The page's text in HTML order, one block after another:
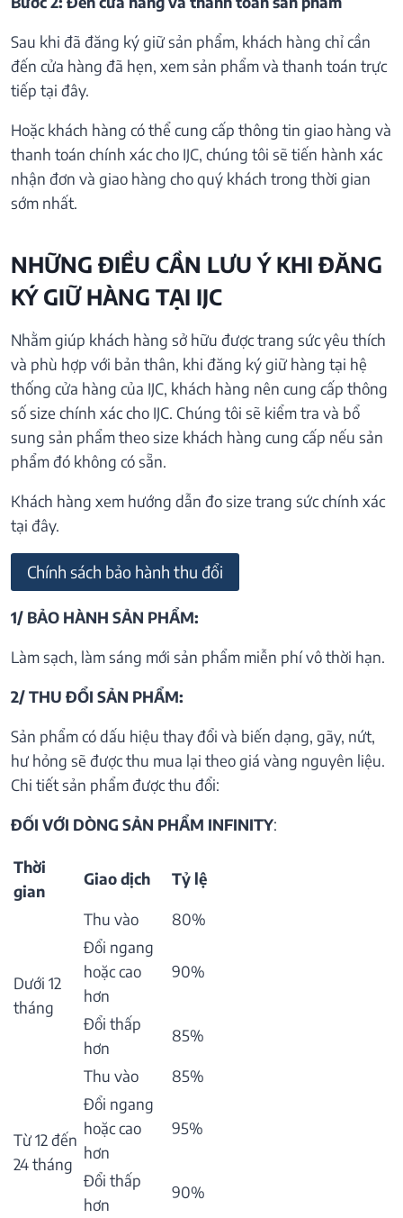
Sau khi đã đăng ký giữ sản phẩm, khách hàng chỉ cần
đến cửa hàng đã hẹn, xem sản phẩm và thanh toán trực
tiếp tại đây.
Hoặc khách hàng có thể cung cấp thông tin giao hàng và
thanh toán chính xác cho IJC, chúng tôi sẽ tiến hành xác
nhận đơn và giao hàng cho quý khách trong thời gian
sớm nhất.
NHỮNG ĐIỀU CẦN LƯU Ý KHI ĐĂNG
KÝ GIỮ HÀNG TẠI IJC
Nhằm giúp khách hàng sở hữu được trang sức yêu thích
và phù hợp với bản thân, khi đăng ký giữ hàng tại hệ
thống cửa hàng của IJC, khách hàng nên cung cấp thông
số size chính xác cho IJC. Chúng tôi sẽ kiểm tra và bổ
sung sản phẩm theo size khách hàng cung cấp nếu sản
phẩm đó không có sẵn.
Khách hàng xem hướng dẫn đo size trang sức chính xác
tại đây.
Chính sách bảo hành thu đổi
1/ BẢO HÀNH SẢN PHẨM:
Làm sạch, làm sáng mới sản phẩm miễn phí vô thời hạn.
2/ THU ĐỔI SẢN PHẨM:
Sản phẩm có dấu hiệu thay đổi và biến dạng, gãy, nứt,
hư hỏng sẽ được thu mua lại theo giá vàng nguyên liệu.
Chi tiết sản phẩm được thu đổi:
ĐỐI VỚI DÒNG SẢN PHẨM INFINITY:
Thời
gian
Giao dịch Tỷ lệ
Dưới 12
tháng
Thu vào
80%
Đổi ngang
hoặc cao
hơn
90%
Đổi thấp
hơn
85%
Từ 12 đến
24 tháng
Thu vào
85%
Đổi ngang
hoặc cao
hơn
95%
Đổi thấp
hơn
90%